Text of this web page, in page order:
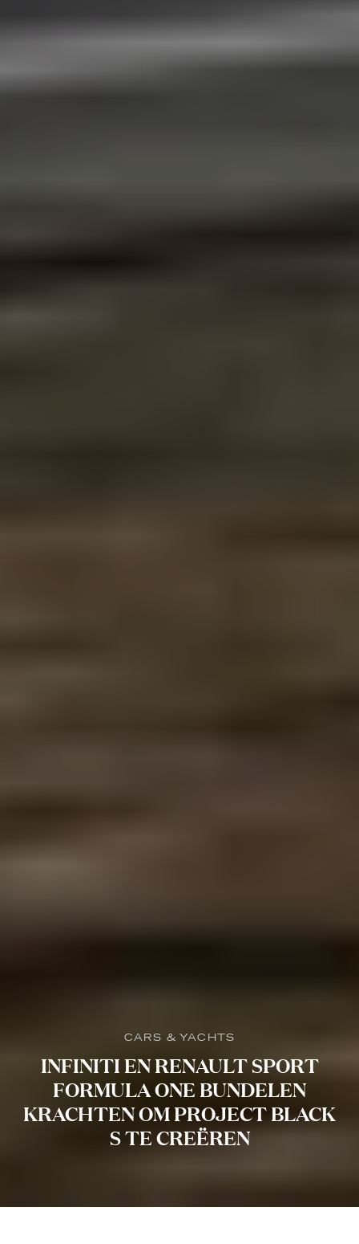
CARS & YACHTS
INFINITI EN RENAULT SPORT
FORMULA ONE BUNDELEN
KRACHTEN OM PROJECT BLACK
S TE CREËREN